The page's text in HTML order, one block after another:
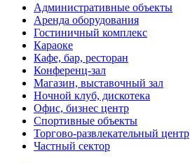
Административные объекты
Аренда оборудования
Гостиничный комплекс
Караоке
Кафе, бар, ресторан
Конференц-зал
Магазин, выставочный зал
Ночной клуб, дискотека
Офис, бизнес центр
Спортивные объекты
Торгово-развлекательный центр
Частный сектор